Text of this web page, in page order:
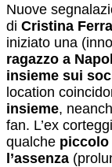
Nuove
di Cristina
iniziato una
ragazzo a
insieme sui
location
insieme,
fan. L’ex
qualche
l’assenza